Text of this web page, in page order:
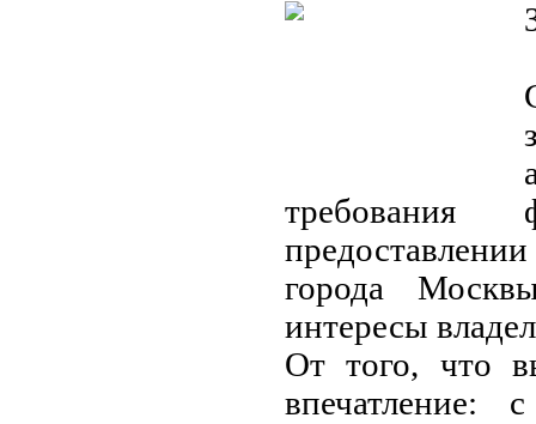
требования
города
интересы
От того, что
впечатление: